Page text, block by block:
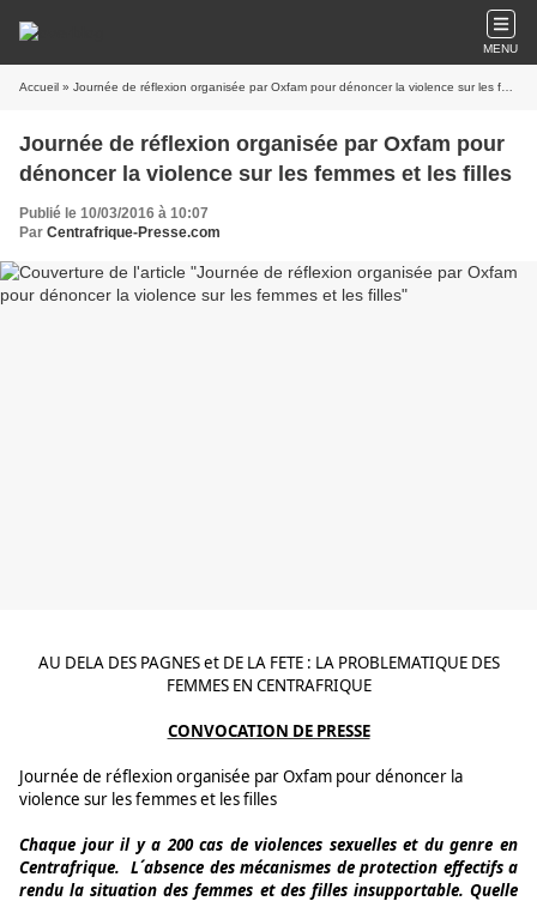
MENU
Accueil » Journée de réflexion organisée par Oxfam pour dénoncer la violence sur les femmes et les filles
Journée de réflexion organisée par Oxfam pour
dénoncer la violence sur les femmes et les filles
Publié le 10/03/2016 à 10:07
Par Centrafrique-Presse.com
AU DELA DES PAGNES et DE LA FETE : LA PROBLEMATIQUE DES
FEMMES EN CENTRAFRIQUE
CONVOCATION DE PRESSE
Journée de réflexion organisée par Oxfam pour dénoncer la
violence sur les femmes et les filles
Chaque jour il y a 200 cas de violences sexuelles et du genre en
Centrafrique. L´absence des mécanismes de protection effectifs a
rendu la situation des femmes et des filles insupportable. Quelle